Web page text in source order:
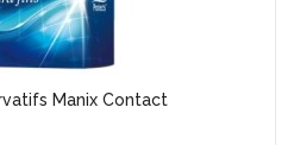
Manix Contact